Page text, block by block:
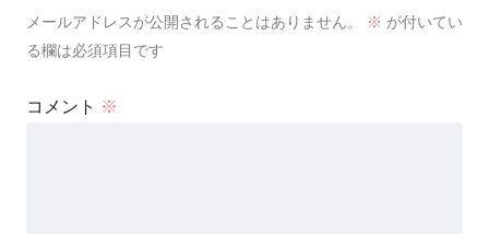
メールアドレスが公開されることはありません。 ※ が付いてい
る欄は必須項目です
コメント ※